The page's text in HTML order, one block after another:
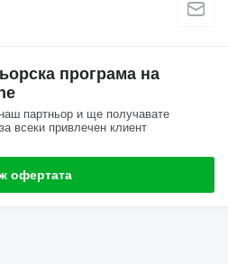
програма на
партньор и ще получавате
всеки привлечен клиент
офертата